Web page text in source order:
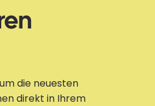
die neuesten
direkt in Ihrem